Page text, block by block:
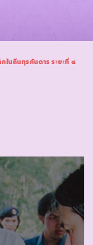
ในถิ่นทุรกันดาร ระยะที่ ๔